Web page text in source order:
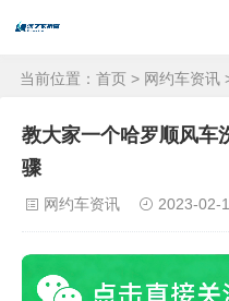
当前位置： 首页 > 网约车资讯
教大家一个哈罗顺风车
骤
网约车资讯 2023-02-